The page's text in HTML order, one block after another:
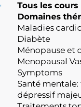
Tous les cours
Domaines
Maladies
Diabète
Ménopause et
Menopausal
Symptoms
Santé
dépressif